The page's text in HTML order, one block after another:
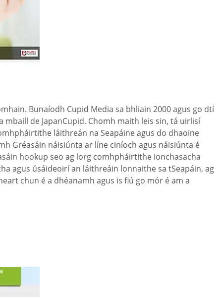
Bunaíodh Cupid Media sa bhliain 2000 agus go dtí
de JapanCupid. Chomh maith leis sin, tá uirlisí
láithreán na Seapáine agus do dhaoine
Gréasáin náisiúnta ar líne ciníoch agus náisiúnta é
hookup seo ag lorg comhpháirtithe ionchasacha
agus úsáideoirí an láithreáin lonnaithe sa tSeapáin, ag
chun é a dhéanamh agus is fiú go mór é am a